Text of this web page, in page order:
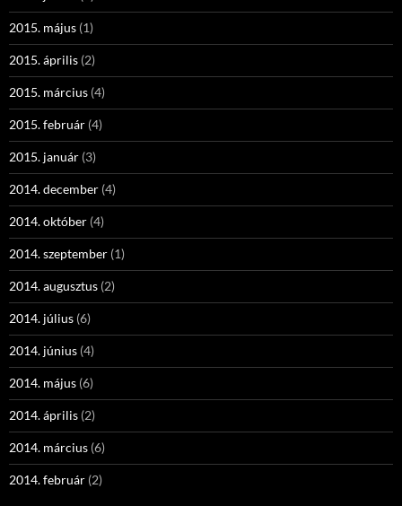
2015. május (1)
2015. április (2)
2015. március (4)
2015. február (4)
2015. január (3)
2014. december (4)
2014. október (4)
2014. szeptember (1)
2014. augusztus (2)
2014. július (6)
2014. június (4)
2014. május (6)
2014. április (2)
2014. március (6)
2014. február (2)